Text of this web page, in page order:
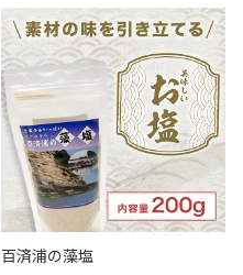
百済浦の藻塩